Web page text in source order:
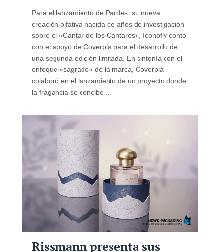
Para el lanzamiento de Pardes, su nueva
creación olfativa nacida de años de investigación
sobre el «Cantar de los Cantares», Iconofly contó
con el apoyo de Coverpla para el desarrollo de
una segunda edición limitada. En sintonía con el
enfoque «sagrado» de la marca, Coverpla
colaboró ​​en el lanzamiento de un proyecto donde
la fragancia se concibe ...
Rissmann presenta sus